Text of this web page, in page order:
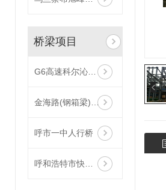
桥梁项目
G6高速科尔沁互通立交钢箱梁桥项目
金海路(钢箱梁)改造提升项目
呼市一中人行桥
呼和浩特市快速化路环线BRT24#过街天桥